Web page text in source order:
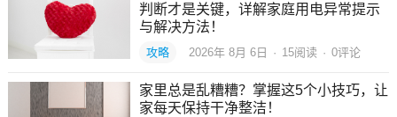
判断才是关键，详解家庭用电异常提示
与解决方法！
攻略 2026年 8月 6日 · 15阅读 · 0评论
家里总是乱糟糟？掌握这5个小技巧，让
家每天保持干净整洁！